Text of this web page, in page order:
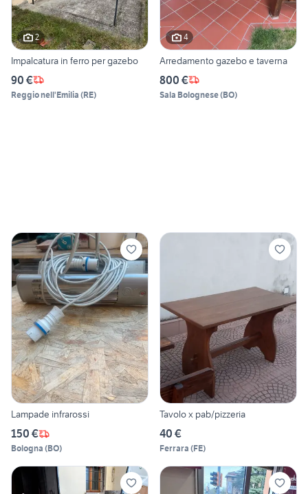
2
Impalcatura in ferro per gazebo
90 €
Reggio nell'Emilia (RE)
4
Arredamento gazebo e taverna
800 €
Sala Bolognese(BO)
Lampade infrarossi
150 €
Bologna (BO)
Tavolo x pab/pizzeria
40 €
Ferrara (FE)